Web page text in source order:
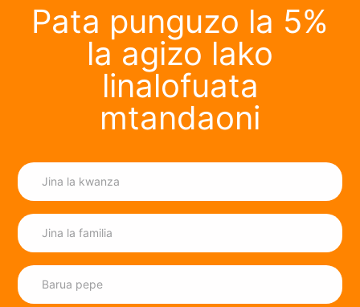
Pata punguzo la 5%
la agizo lako
linalofuata
mtandaoni